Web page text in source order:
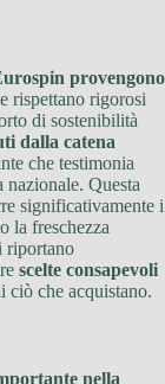
provengono
rispettano rigorosi
di sostenibilità
dalla catena
che testimonia
Questa
significativamente i
la freschezza
riportano
scelte consapevoli
ciò che acquistano.
nella